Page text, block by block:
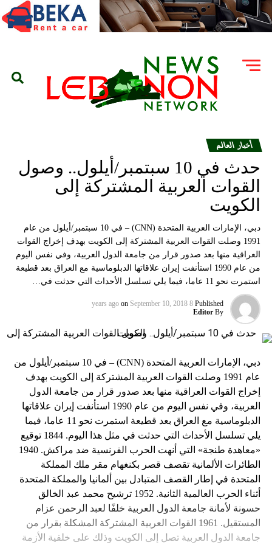
أخبار العالم
‫حدث في 10 سبتمبر/أيلول.. وصول
القوات العربية المشتركة إلى
الكويت‬
‫دبي، الإمارات العربية المتحدة (CNN) – في 10 سبتمبر/أيلول من عام
1991 وصلت القوات العربية المشتركة إلى الكويت بهدف إخراج القوات
العراقية منها بعد صدور قرار من جامعة الدول العربية، وفي نفس اليوم
من عام 1990 استأنفت إيران علاقاتها الدبلوماسية مع العراق بعد قطيعة
استمرت نحو 11 عاما، فيما يلي تسلسل الأحداث التي حدثت في…
Published
8 years ago
on September 10, 2018
By
Editor
‫دبي، الإمارات العربية المتحدة (CNN) – في 10 سبتمبر/أيلول من
عام 1991 وصلت القوات العربية المشتركة إلى الكويت بهدف
إخراج القوات العراقية منها بعد صدور قرار من جامعة الدول
العربية، وفي نفس اليوم من عام 1990 استأنفت إيران علاقاتها
الدبلوماسية مع العراق بعد قطيعة استمرت نحو 11 عاما، فيما
يلي تسلسل الأحداث التي حدثت في مثل هذا اليوم.‬ ‫1844‬ توقيع
الطائرات الألمانية تقصف قصر بكنغهام مقر ملك المملكة
المتحدة في إطار القصف المتبادل بين ألمانيا والمملكة المتحدة
أثناء الحرب العالمية الثانية. ‫1952‬ ترشيح محمد عبد الخالق
حسونة لأمانة جامعة الدول العربية خلفًا لعبد الرحمن عزام
المستقيل. ‫1961‬ القوات العربية المشتركة المشكلة بقرار من
جامعة الدول العربية تصل إلى الكويت وذلك على خلفية الأزمة